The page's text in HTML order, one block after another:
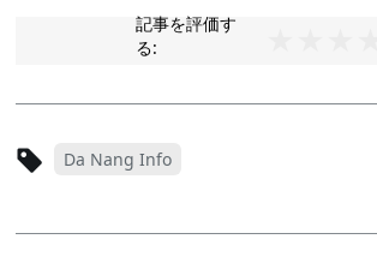
記事を評価す
る:
Da Nang Info